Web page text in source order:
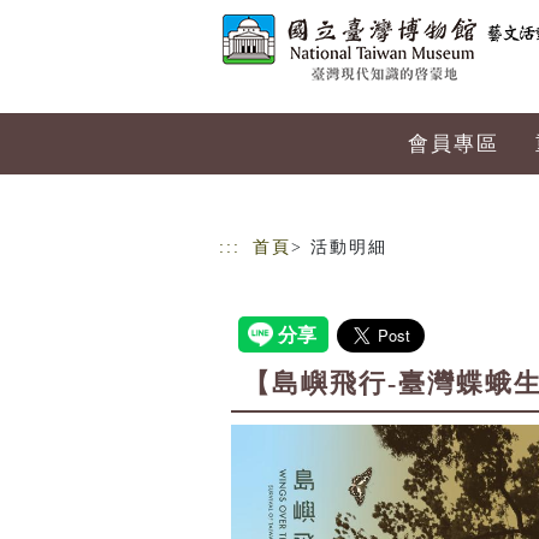
會員專區
::: 首頁 > 活動明細
【島嶼飛行-臺灣蝶蛾